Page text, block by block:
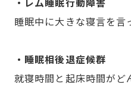
睡眠中に大きな寝言を言
・睡眠相後退症候群
就寝時間と起床時間がど